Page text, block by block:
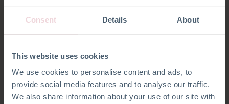
Consent Details About
This website uses cookies
We use cookies to personalise content and ads, to
provide social media features and to analyse our traffic.
We also share information about your use of our site with